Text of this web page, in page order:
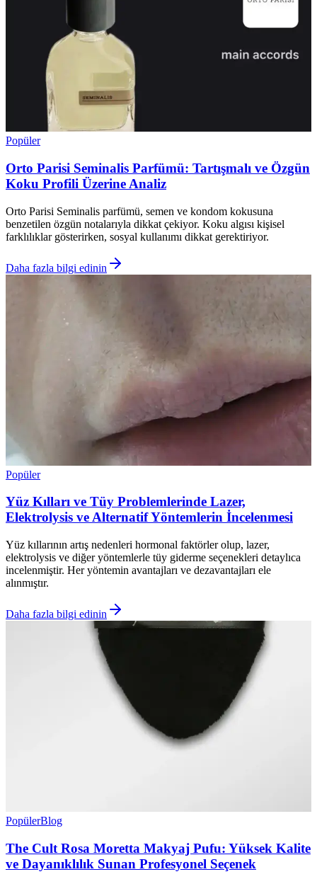
Popüler
Orto Parisi Seminalis Parfümü: Tartışmalı ve Özgün
Koku Profili Üzerine Analiz
Orto Parisi Seminalis parfümü, semen ve kondom kokusuna
benzetilen özgün notalarıyla dikkat çekiyor. Koku algısı kişisel
farklılıklar gösterirken, sosyal kullanımı dikkat gerektiriyor.
Daha fazla bilgi edinin
Popüler
Yüz Kılları ve Tüy Problemlerinde Lazer,
Elektrolysis ve Alternatif Yöntemlerin İncelenmesi
Yüz kıllarının artış nedenleri hormonal faktörler olup, lazer,
elektrolysis ve diğer yöntemlerle tüy giderme seçenekleri detaylıca
incelenmiştir. Her yöntemin avantajları ve dezavantajları ele
alınmıştır.
Daha fazla bilgi edinin
PopülerBlog
The Cult Rosa Moretta Makyaj Pufu: Yüksek Kalite
ve Dayanıklılık Sunan Profesyonel Seçenek